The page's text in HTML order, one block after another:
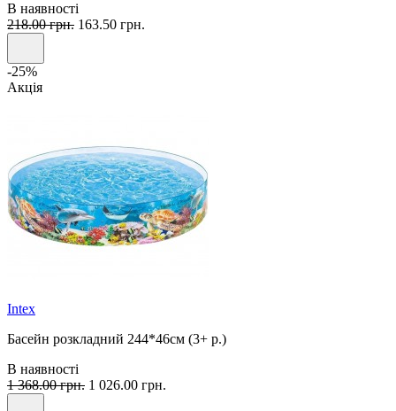
В наявності
218.00 грн. 163.50 грн.
-25%
Акція
Intex
Басейн розкладний 244*46см (3+ р.)
В наявності
1 368.00 грн. 1 026.00 грн.